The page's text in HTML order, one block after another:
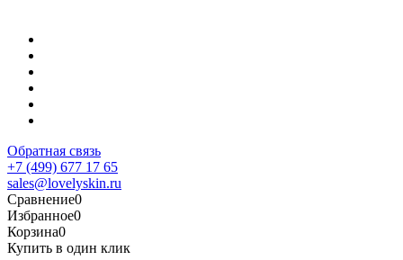
Обратная связь
+7 (499) 677 17 65
sales@lovelyskin.ru
Сравнение0
Избранное0
Корзина0
Купить в один клик